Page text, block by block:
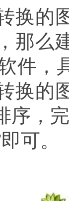
的图
那么
件，
换的
序，
可。